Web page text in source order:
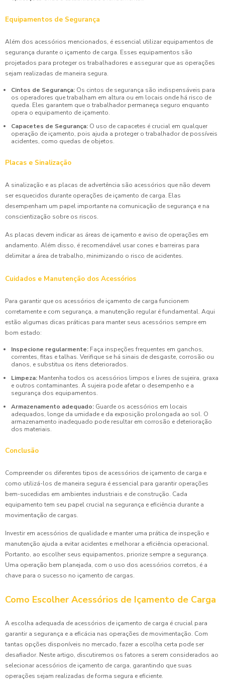
Equipamentos de Segurança
Além dos acessórios mencionados, é essencial utilizar equipamentos de
segurança durante o içamento de carga. Esses equipamentos são
projetados para proteger os trabalhadores e assegurar que as operações
sejam realizadas de maneira segura.
Cintos de Segurança: Os cintos de segurança são indispensáveis para
os operadores que trabalham em altura ou em locais onde há risco de
queda. Eles garantem que o trabalhador permaneça seguro enquanto
opera o equipamento de içamento.
Capacetes de Segurança: O uso de capacetes é crucial em qualquer
operação de içamento, pois ajuda a proteger o trabalhador de possíveis
acidentes, como quedas de objetos.
Placas e Sinalização
A sinalização e as placas de advertência são acessórios que não devem
ser esquecidos durante operações de içamento de carga. Elas
desempenham um papel importante na comunicação de segurança e na
conscientização sobre os riscos.
As placas devem indicar as áreas de içamento e aviso de operações em
andamento. Além disso, é recomendável usar cones e barreiras para
delimitar a área de trabalho, minimizando o risco de acidentes.
Cuidados e Manutenção dos Acessórios
Para garantir que os acessórios de içamento de carga funcionem
corretamente e com segurança, a manutenção regular é fundamental. Aqui
estão algumas dicas práticas para manter seus acessórios sempre em
bom estado:
Inspecione regularmente: Faça inspeções frequentes em ganchos,
correntes, fitas e talhas. Verifique se há sinais de desgaste, corrosão ou
danos, e substitua os itens deteriorados.
Limpeza: Mantenha todos os acessórios limpos e livres de sujeira, graxa
e outros contaminantes. A sujeira pode afetar o desempenho e a
segurança dos equipamentos.
Armazenamento adequado: Guarde os acessórios em locais
adequados, longe da umidade e da exposição prolongada ao sol. O
armazenamento inadequado pode resultar em corrosão e deterioração
dos materiais.
Conclusão
Compreender os diferentes tipos de acessórios de içamento de carga e
como utilizá-los de maneira segura é essencial para garantir operações
bem-sucedidas em ambientes industriais e de construção. Cada
equipamento tem seu papel crucial na segurança e eficiência durante a
movimentação de cargas.
Investir em acessórios de qualidade e manter uma prática de inspeção e
manutenção ajuda a evitar acidentes e melhorar a eficiência operacional.
Portanto, ao escolher seus equipamentos, priorize sempre a segurança.
Uma operação bem planejada, com o uso dos acessórios corretos, é a
chave para o sucesso no içamento de cargas.
Como Escolher Acessórios de Içamento de Carga
A escolha adequada de acessórios de içamento de carga é crucial para
garantir a segurança e a eficácia nas operações de movimentação. Com
tantas opções disponíveis no mercado, fazer a escolha certa pode ser
desafiador. Neste artigo, discutiremos os fatores a serem considerados ao
selecionar acessórios de içamento de carga, garantindo que suas
operações sejam realizadas de forma segura e eficiente.